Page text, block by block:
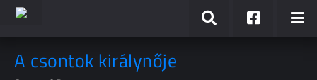
A csontok királynője